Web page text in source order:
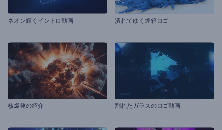
ネオン輝くイントロ動画 潰れてゆく煙箱ロゴ
核爆発の紹介 割れたガラスのロゴ動画